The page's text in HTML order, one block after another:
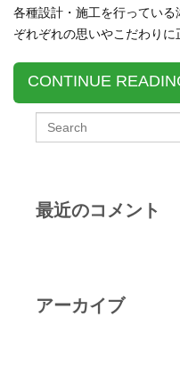
各種設計・施工を行ってい
ぞれぞれの思いやこだわりに
CONTINUE
最近のコメント
アーカイブ